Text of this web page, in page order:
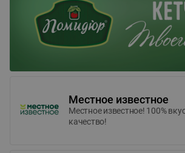
Местное известное
Местное известное! 100%
качество!